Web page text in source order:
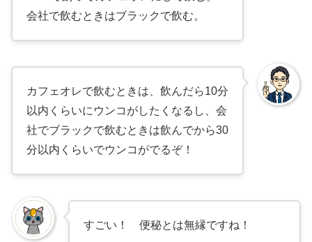
会社で飲むときはブラックで飲む。
カフェオレで飲むときは、飲んだら10分
以内くらいにウンコがしたくなるし、会
社でブラックで飲むときは飲んでから30
分以内くらいでウンコがでるぞ！
すごい！ 便秘とは無縁ですね！